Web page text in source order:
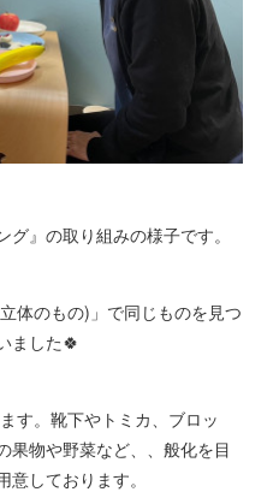
』の取り組みの様子です。
体のもの)」で同じものを見つ
ました🍀
す。靴下やトミカ、ブロッ
果物や野菜など、、般化を目
しております。